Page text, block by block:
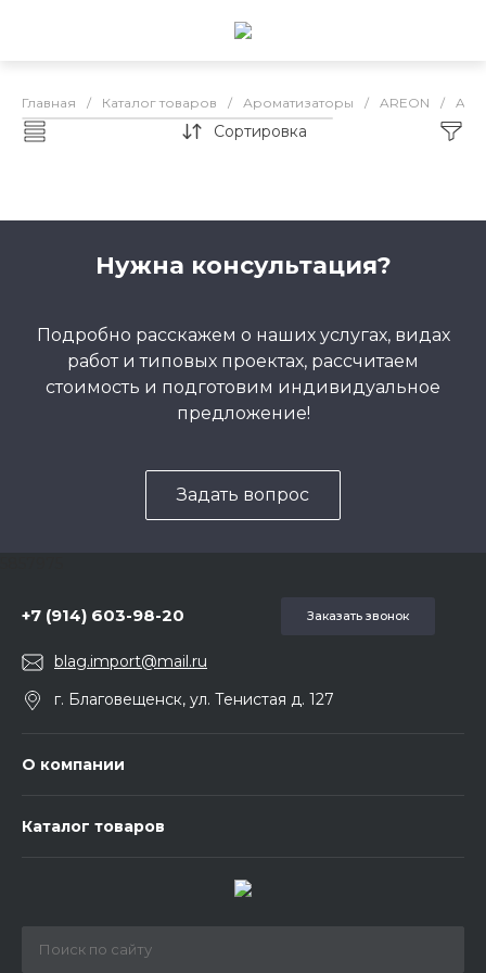
Главная / Каталог товаров / Ароматизаторы / AREON /
AREON LUX (ACP, AC, AP, SL)
Сортировка
Нужна консультация?
Подробно расскажем о наших услугах, видах
работ и типовых проектах, рассчитаем
стоимость и подготовим индивидуальное
предложение!
Задать вопрос
+7 (914) 603-98-20 Заказать звонок
blag.import@mail.ru
г. Благовещенск, ул. Тенистая д. 127
О компании
Каталог товаров